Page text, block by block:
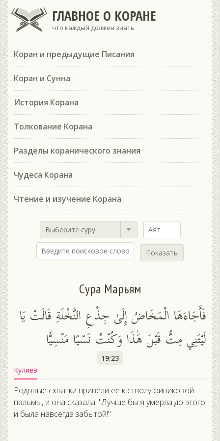
ГЛАВНОЕ О КОРАНЕ
что каждый должен знать
Коран и предыдущие Писания
Коран и Сунна
История Корана
Толкование Корана
Разделы коранического знания
Чудеса Корана
Чтение и изучение Корана
Выберите суру
Показать
Сура Марьям
فَأَجَاءَهَا الْمَخَاضُ إِلَىٰ جِذْعِ النَّخْلَةِ قَالَتْ يَا
لَيْتَنِي مِتُّ قَبْلَ هَٰذَا وَكُنْتُ نَسْيًا مَنْسِيًّا
19:23
Кулиев
Родовые схватки привели ее к стволу финиковой
пальмы, и она сказала: "Лучше бы я умерла до этого
и была навсегда забытой!"